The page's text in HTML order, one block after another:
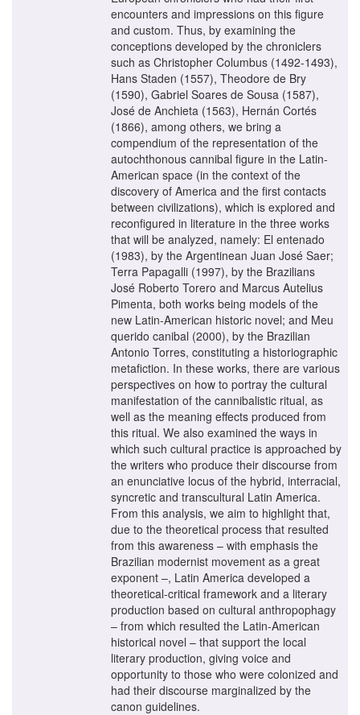
encounters and impressions on this figure
and custom. Thus, by examining the
conceptions developed by the chroniclers
such as Christopher Columbus (1492-1493),
Hans Staden (1557), Theodore de Bry
(1590), Gabriel Soares de Sousa (1587),
José de Anchieta (1563), Hernán Cortés
(1866), among others, we bring a
compendium of the representation of the
autochthonous cannibal figure in the Latin-
American space (in the context of the
discovery of America and the first contacts
between civilizations), which is explored and
reconfigured in literature in the three works
that will be analyzed, namely: El entenado
(1983), by the Argentinean Juan José Saer;
Terra Papagalli (1997), by the Brazilians
José Roberto Torero and Marcus Autelius
Pimenta, both works being models of the
new Latin-American historic novel; and Meu
querido canibal (2000), by the Brazilian
Antonio Torres, constituting a historiographic
metafiction. In these works, there are various
perspectives on how to portray the cultural
manifestation of the cannibalistic ritual, as
well as the meaning effects produced from
this ritual. We also examined the ways in
which such cultural practice is approached by
the writers who produce their discourse from
an enunciative locus of the hybrid, interracial,
syncretic and transcultural Latin America.
From this analysis, we aim to highlight that,
due to the theoretical process that resulted
from this awareness – with emphasis the
Brazilian modernist movement as a great
exponent –, Latin America developed a
theoretical-critical framework and a literary
production based on cultural anthropophagy
– from which resulted the Latin-American
historical novel – that support the local
literary production, giving voice and
opportunity to those who were colonized and
had their discourse marginalized by the
canon guidelines.